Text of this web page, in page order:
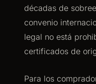
décadas de
convenio
legal no está
certificados de
Para los